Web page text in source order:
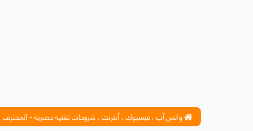
واتس آب ، فيسبوك ، أنترنت ، شروحات تقنية حصرية - المحترف